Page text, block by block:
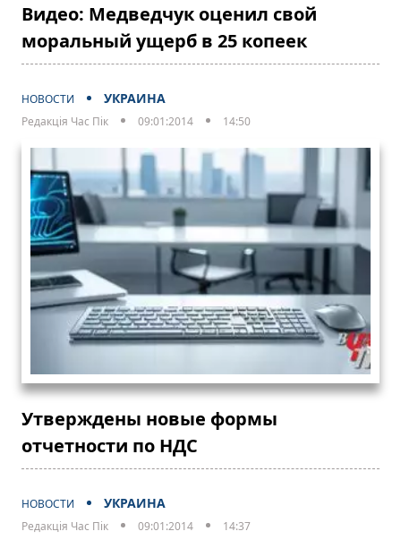
Видео: Медведчук оценил свой
моральный ущерб в 25 копеек
НОВОСТИ УКРАИНА
Редакція Час Пік 09:01:2014 14:50
Утверждены новые формы
отчетности по НДС
НОВОСТИ УКРАИНА
Редакція Час Пік 09:01:2014 14:37